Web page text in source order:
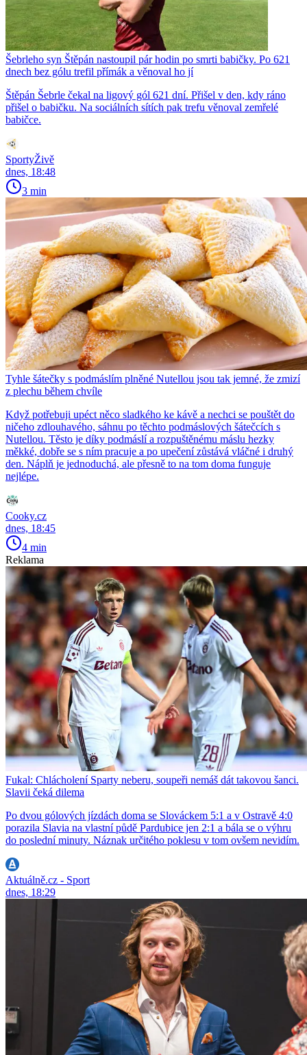
Šebrleho syn Štěpán nastoupil pár hodin po smrti babičky. Po 621
dnech bez gólu trefil přímák a věnoval ho jí
Štěpán Šebrle čekal na ligový gól 621 dní. Přišel v den, kdy ráno
přišel o babičku. Na sociálních sítích pak trefu věnoval zemřelé
babičce.
SportyŽivě
dnes, 18:48
3 min
Tyhle šátečky s podmáslím plněné Nutellou jsou tak jemné, že zmizí
z plechu během chvíle
Když potřebuji upéct něco sladkého ke kávě a nechci se pouštět do
ničeho zdlouhavého, sáhnu po těchto podmáslových šátečcích s
Nutellou. Těsto je díky podmáslí a rozpuštěnému máslu hezky
měkké, dobře se s ním pracuje a po upečení zůstává vláčné i druhý
den. Náplň je jednoduchá, ale přesně to na tom doma funguje
nejlépe.
Cooky.cz
dnes, 18:45
4 min
Reklama
Fukal: Chlácholení Sparty neberu, soupeři nemáš dát takovou šanci.
Slavii čeká dilema
Po dvou gólových jízdách doma se Slováckem 5:1 a v Ostravě 4:0
porazila Slavia na vlastní půdě Pardubice jen 2:1 a bála se o výhru
do poslední minuty. Náznak určitého poklesu v tom ovšem nevidím.
Aktuálně.cz - Sport
dnes, 18:29